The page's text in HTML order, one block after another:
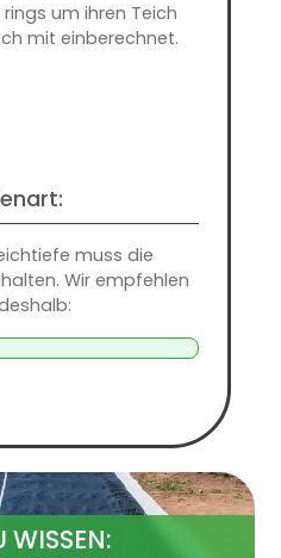
um ihren Teich
mit einberechnet.
muss die
Wir empfehlen
WISSEN: